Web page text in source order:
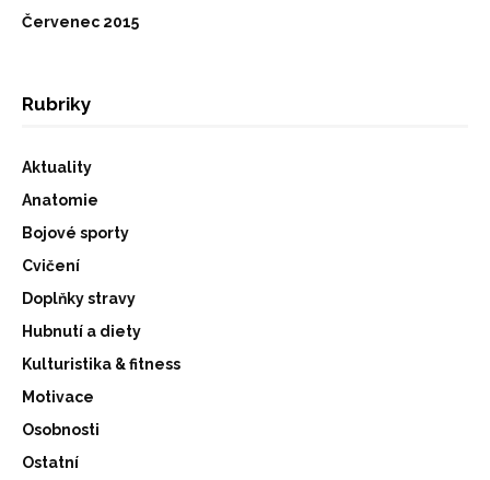
Červenec 2015
Rubriky
Aktuality
Anatomie
Bojové sporty
Cvičení
Doplňky stravy
Hubnutí a diety
Kulturistika & fitness
Motivace
Osobnosti
Ostatní